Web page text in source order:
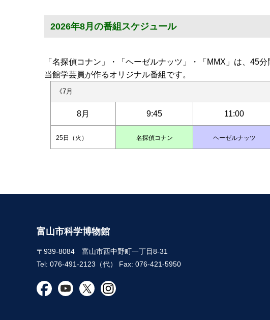
2026年8月の番組スケジュール
「名探偵コナン」・「ヘーゼルナッツ」・「MMX」は、45
当館学芸員が作るオリジナル番組です。
《7月
8月 9:45 11:00
25日（火） 名探偵コナン ヘーゼルナッツ
富山市科学博物館
〒939-8084 富山市西中野町一丁目8-31
Tel: 076-491-2123（代） Fax: 076-421-5950